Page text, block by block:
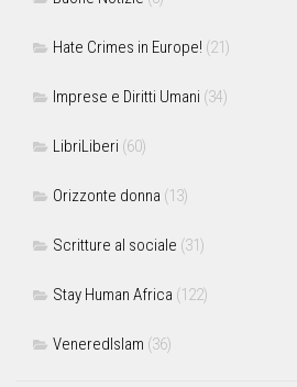
Hate Crimes in Europe! (21)
Imprese e Diritti Umani (34)
LibriLiberi (60)
Orizzonte donna (13)
Scritture al sociale (31)
Stay Human Africa (122)
VeneredIslam (36)